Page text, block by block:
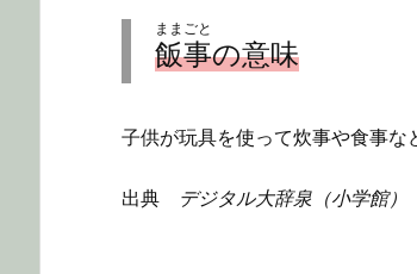
飯事
ままごと
の意味
子供が玩具を使って炊事や食事な
出典 デジタル大辞泉（小学館）